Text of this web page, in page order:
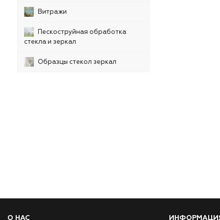
Витражи
Пескоструйная обработка
стекла и зеркал
Образцы стекол зеркал
О НАС